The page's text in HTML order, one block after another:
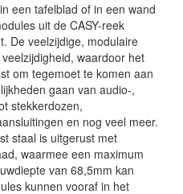
een tafelblad of in een wand
uit de CASY-reek
De veelzijdige, modulaire
waardoor het
om tegemoet te komen aan
gaan van audio-,
stekkerdozen,
en nog veel meer.
staal is uitgerust met
waarmee een maximum
van 68,5mm kan
kunnen vooraf in het